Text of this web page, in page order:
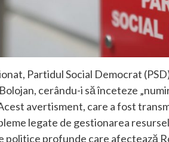
Partidul Social Democrat
cerându-i să înceteze
avertisment, care a fost
legate de gestionarea
politice profunde care afectează